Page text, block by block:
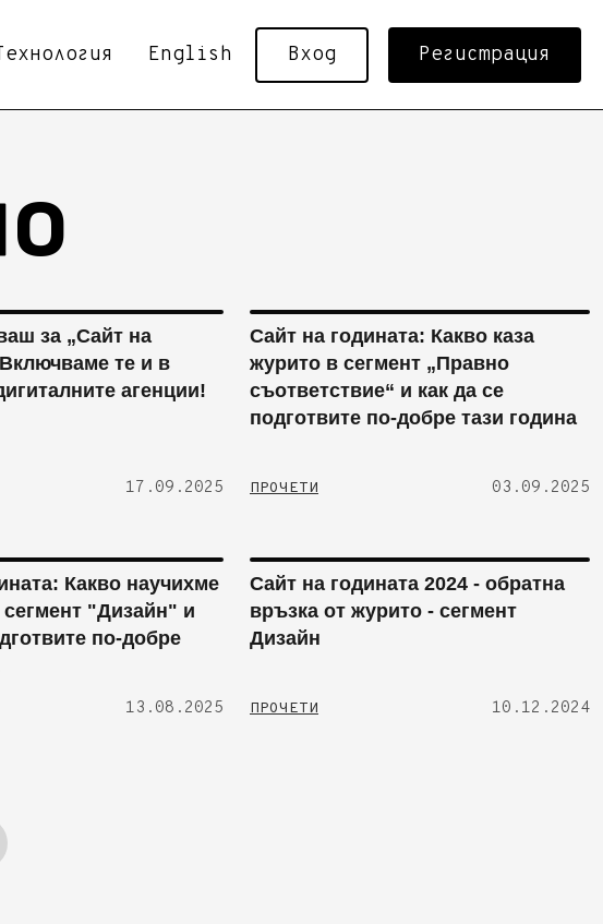
English Вход Регистрация
за „Сайт на
те и в
агенции!
17.09.2025
Сайт на годината: Какво каза
журито в сегмент „Правно
съответствие“ и как да се
подготвите по-добре тази година
ПРОЧЕТИ 03.09.2025
Какво научихме
"Дизайн" и
по-добре
13.08.2025
Сайт на годината 2024 - обратна
връзка от журито - сегмент
Дизайн
ПРОЧЕТИ 10.12.2024